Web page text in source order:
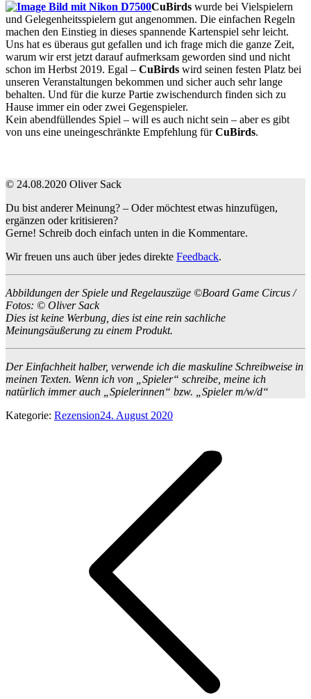
CuBirds wurde bei Vielspielern
und Gelegenheitsspielern gut angenommen. Die einfachen Regeln
machen den Einstieg in dieses spannende Kartenspiel sehr leicht.
Uns hat es überaus gut gefallen und ich frage mich die ganze Zeit,
warum wir erst jetzt darauf aufmerksam geworden sind und nicht
schon im Herbst 2019. Egal – CuBirds wird seinen festen Platz bei
unseren Veranstaltungen bekommen und sicher auch sehr lange
behalten. Und für die kurze Partie zwischendurch finden sich zu
Hause immer ein oder zwei Gegenspieler.
Kein abendfüllendes Spiel – will es auch nicht sein – aber es gibt
von uns eine uneingeschränkte Empfehlung fürCuBirds.
© 24.08.2020 Oliver Sack
Du bist anderer Meinung? – Oder möchtest etwas hinzufügen,
ergänzen oder kritisieren?
Gerne! Schreib doch einfach unten in die Kommentare.
Wir freuen uns auch über jedes direkte Feedback.
Abbildungen der Spiele und Regelauszüge ©Board Game Circus /
Fotos: © Oliver Sack
Dies ist keine Werbung, dies ist eine rein sachliche
Meinungsäußerung zu einem Produkt.
Der Einfachheit halber, verwende ich die maskuline Schreibweise in
meinen Texten. Wenn ich von „Spieler“ schreibe, meine ich
natürlich immer auch „Spielerinnen“ bzw. „Spieler m/w/d“
Kategorie: Rezension24. August 2020